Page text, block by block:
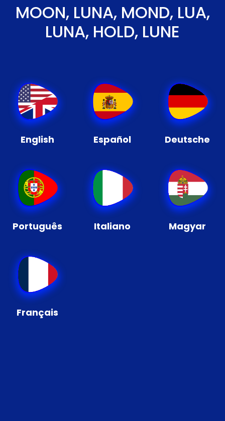
MOON, LUNA, MOND, LUA,
LUNA, HOLD, LUNE
English Español Deutsche
Português Italiano Magyar
Français